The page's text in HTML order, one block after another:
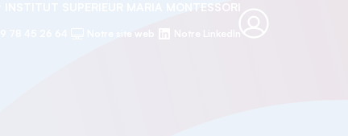
INSTITUT SUPERIEUR MARIA MONTESSORI
Notre LinkedIn